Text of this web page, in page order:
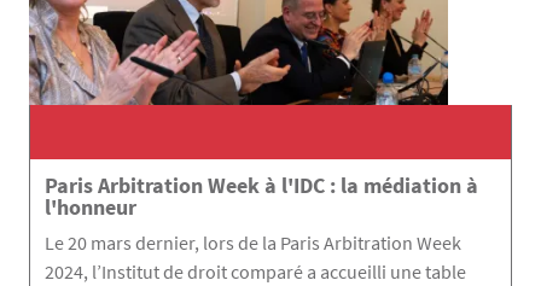
Paris Arbitration Week à l'IDC : la médiation à
l'honneur
Le 20 mars dernier, lors de la Paris Arbitration Week
2024, l’Institut de droit comparé a accueilli une table